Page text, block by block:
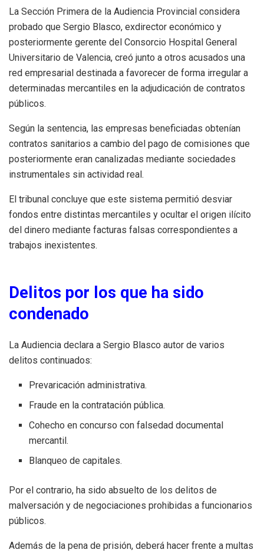
La Sección Primera de la Audiencia Provincial considera
probado que Sergio Blasco, exdirector económico y
posteriormente gerente del Consorcio Hospital General
Universitario de Valencia, creó junto a otros acusados una
red empresarial destinada a favorecer de forma irregular a
determinadas mercantiles en la adjudicación de contratos
públicos.
Según la sentencia, las empresas beneficiadas obtenían
contratos sanitarios a cambio del pago de comisiones que
posteriormente eran canalizadas mediante sociedades
instrumentales sin actividad real.
El tribunal concluye que este sistema permitió desviar
fondos entre distintas mercantiles y ocultar el origen ilícito
del dinero mediante facturas falsas correspondientes a
trabajos inexistentes.
Delitos por los que ha sido
condenado
La Audiencia declara a Sergio Blasco autor de varios
delitos continuados:
Prevaricación administrativa.
Fraude en la contratación pública.
Cohecho en concurso con falsedad documental
mercantil.
Blanqueo de capitales.
Por el contrario, ha sido absuelto de los delitos de
malversación y de negociaciones prohibidas a funcionarios
públicos.
Además de la pena de prisión, deberá hacer frente a multas